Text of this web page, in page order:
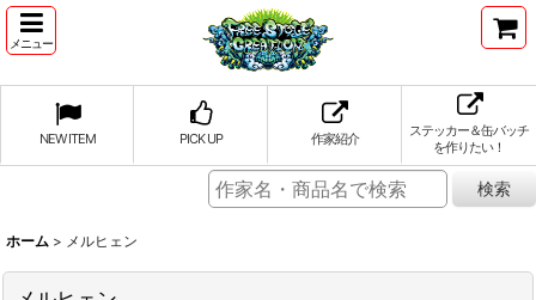
メニュー
NEW ITEM PICK UP 作家紹介
ステッカー＆缶バッチ
を作りたい！
ホーム > メルヒェン